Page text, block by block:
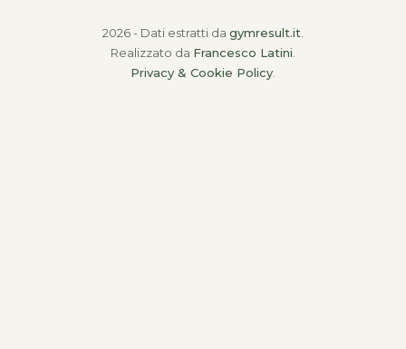
2026 - Dati estratti da gymresult.it
Realizzato da Francesco Latini
Privacy & Cookie Policy